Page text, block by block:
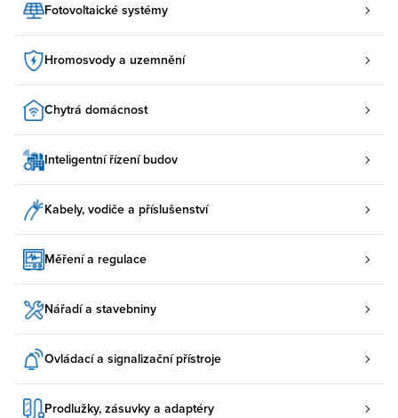
Fotovoltaické systémy
Hromosvody a uzemnění
Chytrá domácnost
Inteligentní řízení budov
Kabely, vodiče a příslušenství
Měření a regulace
Nářadí a stavebniny
Ovládací a signalizační přístroje
Prodlužky, zásuvky a adaptéry